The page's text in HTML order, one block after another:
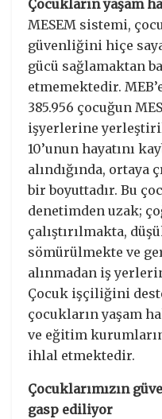
Çocukların yaşam
MESEM sistemi,
güvenliğini hiçe
gücü sağlamaktan
etmemektedir.
385.956 çocuğun
işyerlerine
10’unun hayatını
alındığında, ortaya
bir boyuttadır. Bu
denetimden uzak;
çalıştırılmakta,
sömürülmekte ve
alınmadan iş
Çocuk işçiliğini
çocukların yaşam
ve eğitim
ihlal etmektedir.
Çocuklarımızın
gasp ediliyor